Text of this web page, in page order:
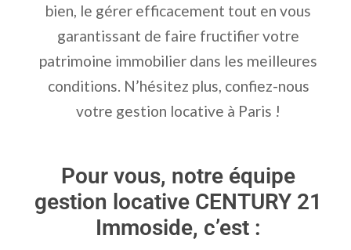
bien, le gérer efficacement tout en vous
garantissant de faire fructifier votre
patrimoine immobilier dans les meilleures
conditions. N’hésitez plus, confiez-nous
votre gestion locative à Paris !
Pour vous, notre équipe
gestion locative CENTURY 21
Immoside, c’est :